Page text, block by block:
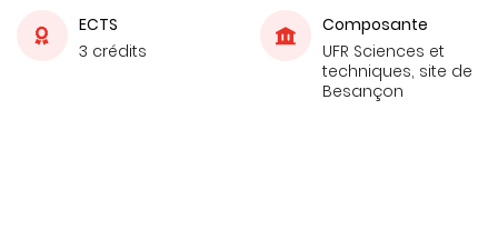
ECTS
3 crédits
Composante
UFR Sciences et
techniques, site de
Besançon